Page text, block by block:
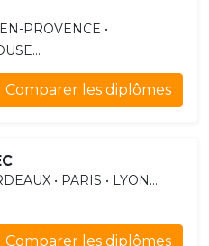
PROVENCE •
Comparer les diplômes
• PARIS • LYON...
Comparer les diplômes